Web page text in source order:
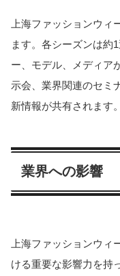
上海ファッションウ
ます。各シーズンは約
ー、モデル、メディア
示会、業界関連のセミ
新情報が共有されます。
業界への影響
上海ファッションウ
ける重要な影響力を持